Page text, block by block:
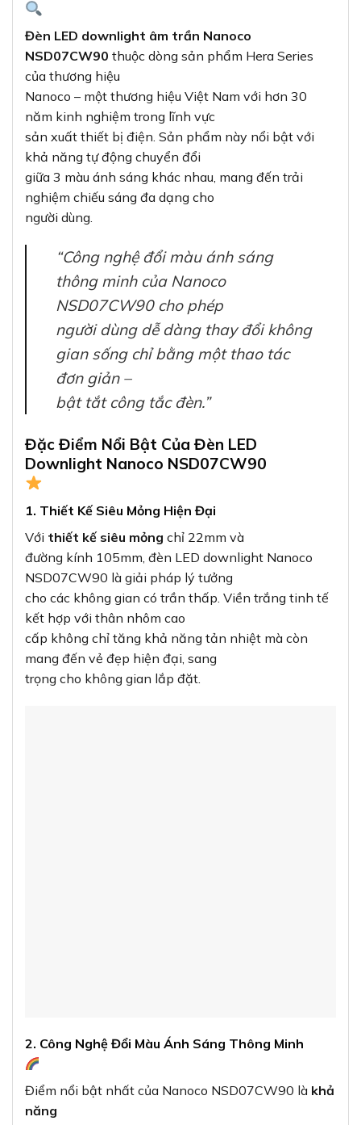
Đèn LED downlight âm trần Nanoco
NSD07CW90 thuộc dòng sản phẩm Hera Series
của thương hiệu
Nanoco – một thương hiệu Việt Nam với hơn 30
năm kinh nghiệm trong lĩnh vực
sản xuất thiết bị điện. Sản phẩm này nổi bật với
khả năng tự động chuyển đổi
giữa 3 màu ánh sáng khác nhau, mang đến trải
nghiệm chiếu sáng đa dạng cho
người dùng.
“Công nghệ đổi màu ánh sáng
thông minh của Nanoco
NSD07CW90 cho phép
người dùng dễ dàng thay đổi không
gian sống chỉ bằng một thao tác
đơn giản –
bật tắt công tắc đèn.”
Đặc Điểm Nổi Bật Của Đèn LED
Downlight Nanoco NSD07CW90
1. Thiết Kế Siêu Mỏng Hiện Đại
Với thiết kế siêu mỏng chỉ 22mm và
đường kính 105mm, đèn LED downlight Nanoco
NSD07CW90 là giải pháp lý tưởng
cho các không gian có trần thấp. Viền trắng tinh tế
kết hợp với thân nhôm cao
cấp không chỉ tăng khả năng tản nhiệt mà còn
mang đến vẻ đẹp hiện đại, sang
trọng cho không gian lắp đặt.
2. Công Nghệ Đổi Màu Ánh Sáng Thông Minh
Điểm nổi bật nhất của Nanoco NSD07CW90 là khả
năng